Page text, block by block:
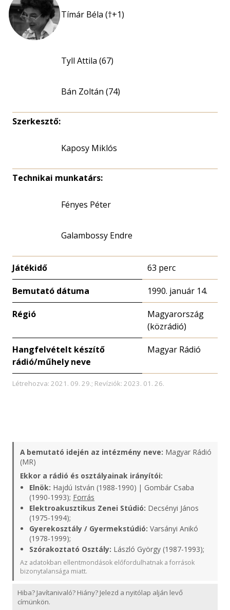
Tímár Béla (†+1)
Tyll Attila (67)
Bán Zoltán (74)
Szerkesztő:
Kaposy Miklós
Technikai munkatárs:
Fényes Péter
Galambossy Endre
Játékidő 63 perc
Bemutató dátuma 1990. január 14.
Régió
Magyarország
(közrádió)
Hangfelvételt készítő
rádió/műhely neve
Magyar Rádió
Létrehozva: 2021. 09. 29.; Revíziók: 2023. 01. 26.
A bemutató idején az intézmény neve: Magyar Rádió
(MR)
Ekkor a rádió és osztályainak irányítói:
Elnök: Hajdú István (1988-1990) | Gombár Csaba
(1990-1993); Forrás
Elektroakusztikus Zenei Stúdió: Decsényi János
(1975-1994);
Gyerekosztály / Gyermekstúdió: Varsányi Anikó
(1978-1999);
Szórakoztató Osztály: László György (1987-1993);
Az adatokban ellentmondások előfordulhatnak a források
bizonytalansága miatt.
Hiba? Javítanivaló? Hiány? Jelezd a nyitólap alján levő
címünkön.